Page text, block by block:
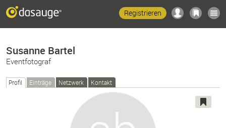
Registrieren
Susanne Bartel
Eventfotograf
Profil Einträge Netzwerk Kontakt